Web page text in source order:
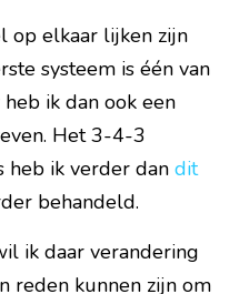
op elkaar lijken zijn
systeem is één van
ik dan ook een
Het 3-4-3
heb ik verder dan dit
behandeld.
ik daar verandering
reden kunnen zijn om